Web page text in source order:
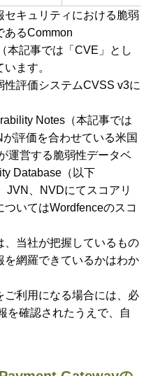
キュリティにおける脆弱
あるCommon
本記事では「CVE」とし
ます。
評価システムCVSS v3に
Notes（本記事では
が評価を合わせている米国
運営する脆弱性データベ
Database（以下
JVN、NVDにてスコアリ
いてはWordfenceのスコ
当社が把握しているもの
を網羅できているかはわか
利用になる場合には、必
を確認されたうえで、自